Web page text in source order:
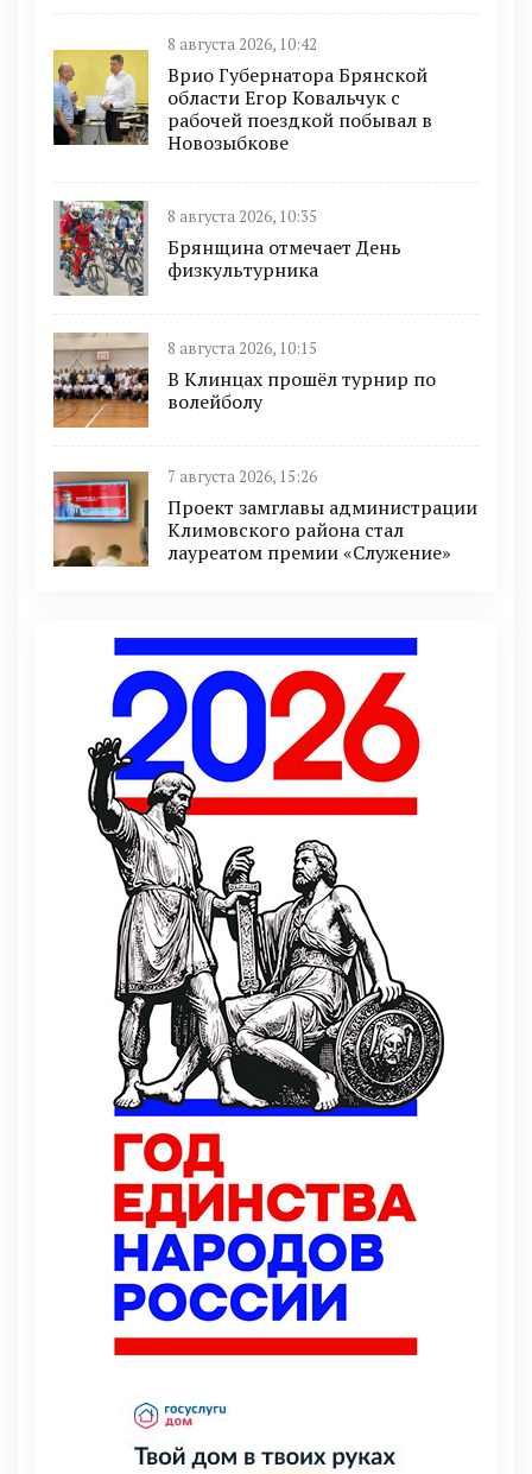
8 августа 2026, 10:42
Врио Губернатора Брянской
области Егор Ковальчук с
рабочей поездкой побывал в
Новозыбкове
8 августа 2026, 10:35
Брянщина отмечает День
физкультурника
8 августа 2026, 10:15
В Клинцах прошёл турнир по
волейболу
7 августа 2026, 15:26
Проект замглавы администрации
Климовского района стал
лауреатом премии «Служение»